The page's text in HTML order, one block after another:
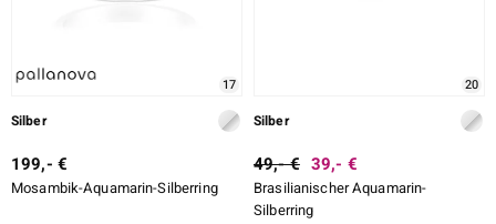
17
Silber
199,- €
Mosambik-Aquamarin-Silberring
20
Silber
49,- € 39,- €
Brasilianischer Aquamarin-
Silberring